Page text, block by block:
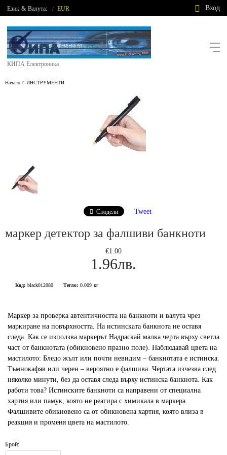
Език & Валута: / EUR Вход
КИПА Електроника
Начало ИНСТРУМЕНТИ
Сподели Tweet
маркер детектор за фалшиви банкноти
€1.00
1.96лв.
Код: black012080 Тегло: 0.009 кг
Маркер за проверка автентичността на банкноти и валута чрез
маркиране на повърхността. На истинската банкнота не оставя
следа. Как се използва маркерът Надраскай малка черта върху светла
част от банкнотата (обикновено празно поле). Наблюдавай цвета на
мастилото: Бледо жълт или почти невидим – банкнотата е истинска.
Тъмнокафяв или черен – вероятно е фалшива. Чертата изчезва след
няколко минути, без да оставя следа върху истинска банкнота. Как
работи това? Истинските банкноти са направени от специална
хартия или памук, която не реагира с химикала в маркера.
Фалшивите обикновено са от обикновена хартия, която влиза в
реакция и променя цвета на мастилото.
Брой: